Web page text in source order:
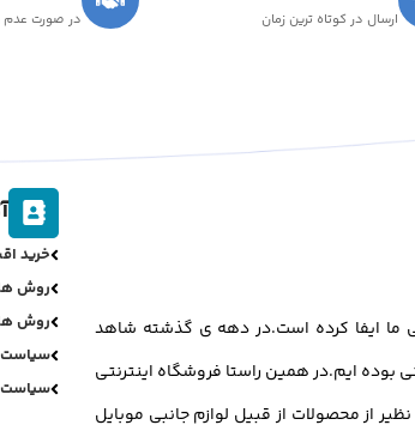
ارسال در کوتاه ترین زمان در صورت عدم
ما ایفا کرده است.در دهه ی گذشته شاهد
ایم.در همین راستا فروشگاه اینترنتی
از محصولات از قبیل لوازم جانبی موبایل
خرید
روش
روش